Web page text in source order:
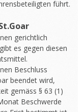
führt.
gerichtlich
es gegen diesen
Beschluss
beendet wird,
gemäss § 63 (1)
Beschwerde